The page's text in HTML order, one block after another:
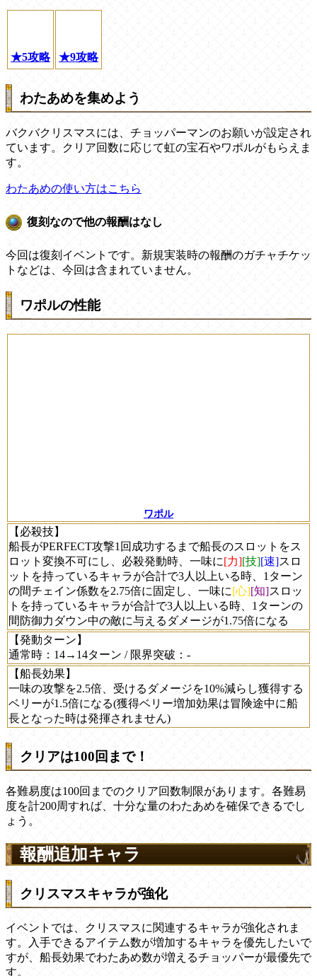
★5攻略 ★9攻略
わたあめを集めよう
バクバクリスマスには、チョッパーマンのお願いが設定され
ています。クリア回数に応じて虹の宝石やワポルがもらえま
す。
わたあめの使い方はこちら
復刻なので他の報酬はなし
今回は復刻イベントです。新規実装時の報酬のガチャチケッ
トなどは、今回は含まれていません。
ワポルの性能
ワポル
【必殺技】
船長がPERFECT攻撃1回成功するまで船長のスロットをス
ロット変換不可にし、必殺発動時、一味に[力] [技] [速]スロ
ットを持っているキャラが合計で3人以上いる時、1ターン
の間チェイン係数を2.75倍に固定し、一味に[心] [知]スロッ
トを持っているキャラが合計で3人以上いる時、1ターンの
間防御力ダウン中の敵に与えるダメージが1.75倍になる
【発動ターン】
通常時：14→14ターン / 限界突破：-
【船長効果】
一味の攻撃を2.5倍、受けるダメージを10%減らし獲得する
ベリーが1.5倍になる(獲得ベリー増加効果は冒険途中に船
長となった時は発揮されません)
クリアは100回まで！
各難易度は100回までのクリア回数制限があります。各難易
度を計200周すれば、十分な量のわたあめを確保できるでし
ょう。
報酬追加キャラ
クリスマスキャラが強化
イベントでは、クリスマスに関連するキャラが強化されま
す。入手できるアイテム数が増加するキャラを優先したいで
すが、船長効果でわたあめ数が増えるチョッパーが最優先で
す。